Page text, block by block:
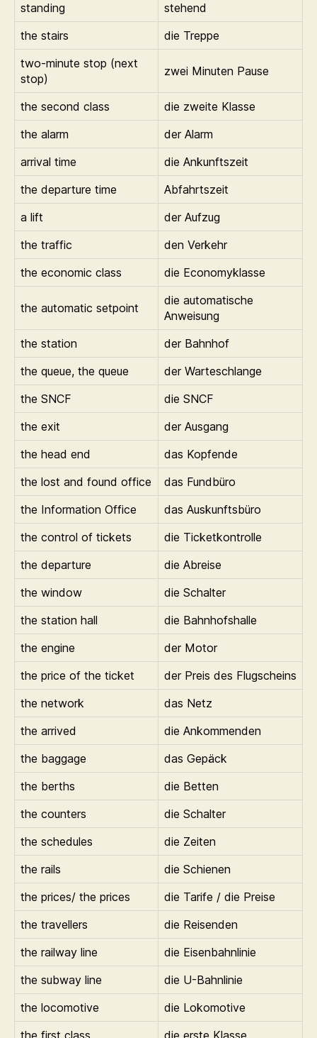
standing
stehend
the stairs
die Treppe
two-minute stop (next
stop)
zwei Minuten Pause
the second class
die zweite Klasse
the alarm
der Alarm
arrival time
die Ankunftszeit
the departure time
Abfahrtszeit
a lift
der Aufzug
the traffic
den Verkehr
the economic class
die Economyklasse
the automatic setpoint
die automatische
Anweisung
the station
der Bahnhof
the queue, the queue
der Warteschlange
the SNCF
die SNCF
the exit
der Ausgang
the head end
das Kopfende
the lost and found office
das Fundbüro
the Information Office
das Auskunftsbüro
the control of tickets
die Ticketkontrolle
the departure
die Abreise
the window
die Schalter
the station hall
die Bahnhofshalle
the engine
der Motor
the price of the ticket
der Preis des Flugscheins
the network
das Netz
the arrived
die Ankommenden
the baggage
das Gepäck
the berths
die Betten
the counters
die Schalter
the schedules
die Zeiten
the rails
die Schienen
the prices/ the prices
die Tarife / die Preise
the travellers
die Reisenden
the railway line
die Eisenbahnlinie
the subway line
die U-Bahnlinie
the locomotive
die Lokomotive
the first class
die erste Klasse